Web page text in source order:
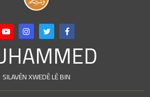
SILAVÊN XWEDÊ LÊ BIN